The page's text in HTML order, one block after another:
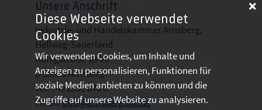
Unsere Anschrift
Industrie- und Handelskammer Arnsberg,
Hellweg-Sauerland
Königstraße 18-20
D 59821 Arnsberg
Tel: +49 2931 878 0
Email:info@arnsberg.ihk.de
Diese Webseite verwendet
Cookies
Wir verwenden Cookies, um Inhalte und
Anzeigen zu personalisieren, Funktionen für
soziale Medien anbieten zu können und die
Zugriffe auf unsere Website zu analysieren.